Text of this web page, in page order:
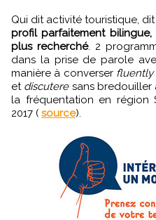
Qui dit activité touristique,
profil parfaitement
plus recherché. 2
dans la prise de parole
manière à converser fluently
et discuteresans bredouiller
la fréquentation en région
2017 ( source).